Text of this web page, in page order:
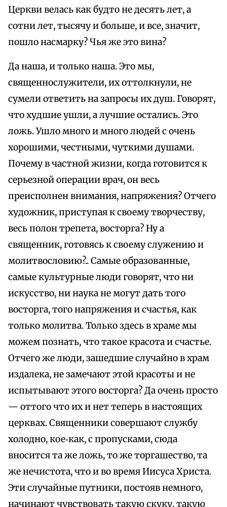
Церкви велась как будто не десять лет, а
сотни лет, тысячу и больше, и все, значит,
пошло насмарку? Чья же это вина?
Да наша, и только наша. Это мы,
священнослужители, их оттолкнули, не
сумели ответить на запросы их душ. Говорят,
что худшие ушли, а лучшие остались. Это
ложь. Ушло много и много людей с очень
хорошими, честными, чуткими душами.
Почему в частной жизни, когда готовится к
серьезной операции врач, он весь
преисполнен внимания, напряжения? Отчего
художник, приступая к своему творчеству,
весь полон трепета, восторга? Ну а
священник, готовясь к своему служению и
молитвословию?.. Самые образованные,
самые культурные люди говорят, что ни
искусство, ни наука не могут дать того
восторга, того напряжения и счастья, как
только молитва. Только здесь в храме мы
можем познать, что такое красота и счастье.
Отчего же люди, зашедшие случайно в храм
издалека, не замечают этой красоты и не
испытывают этого восторга? Да очень просто
— оттого что их и нет теперь в настоящих
церквах. Священники совершают службу
холодно, кое‑как, с пропусками, сюда
вносится та же ложь, то же торгашество, та
же нечистота, что и во время Иисуса Христа.
Эти случайные путники, постояв немного,
начинают чувствовать такую скуку, такую